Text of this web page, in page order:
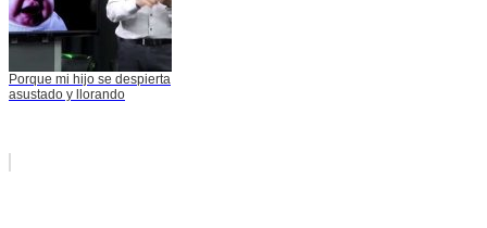
Porque mi hijo se despierta
asustado y llorando